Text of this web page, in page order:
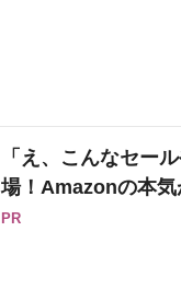
「え、こんなセー
場！Amazonの本気
PR